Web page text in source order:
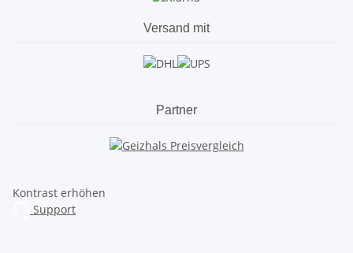
Versand mit
Partner
Kontrast erhöhen
Support